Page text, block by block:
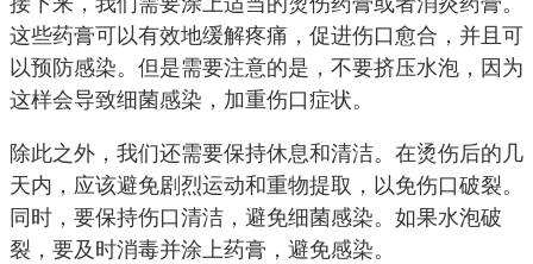
这些药膏可以有效地缓解疼痛，促进伤口愈合，并且可
以预防感染。但是需要注意的是，不要挤压水泡，因为
这样会导致细菌感染，加重伤口症状。
除此之外，我们还需要保持休息和清洁。在烫伤后的几
天内，应该避免剧烈运动和重物提取，以免伤口破裂。
同时，要保持伤口清洁，避免细菌感染。如果水泡破
裂，要及时消毒并涂上药膏，避免感染。